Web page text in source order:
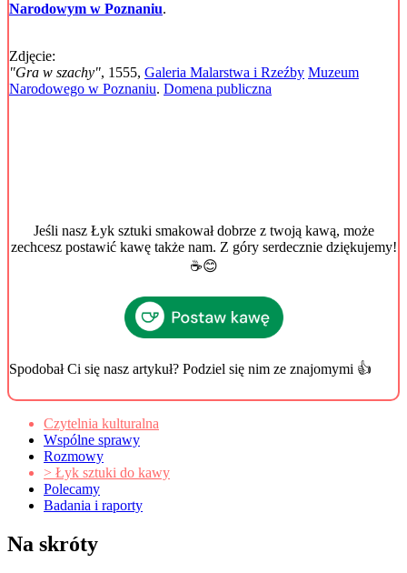
Narodowym w Poznaniu.
Zdjęcie:
"Gra w szachy", 1555, Galeria Malarstwa i Rzeźby Muzeum
Narodowego w Poznaniu. Domena publiczna
Jeśli nasz Łyk sztuki smakował dobrze z twoją kawą, może
zechcesz postawić kawę także nam. Z góry serdecznie dziękujemy!
☕️😊
Spodobał Ci się nasz artykuł? Podziel się nim ze znajomymi 👍
Czytelnia kulturalna
Wspólne sprawy
Rozmowy
> Łyk sztuki do kawy
Polecamy
Badania i raporty
Na skróty